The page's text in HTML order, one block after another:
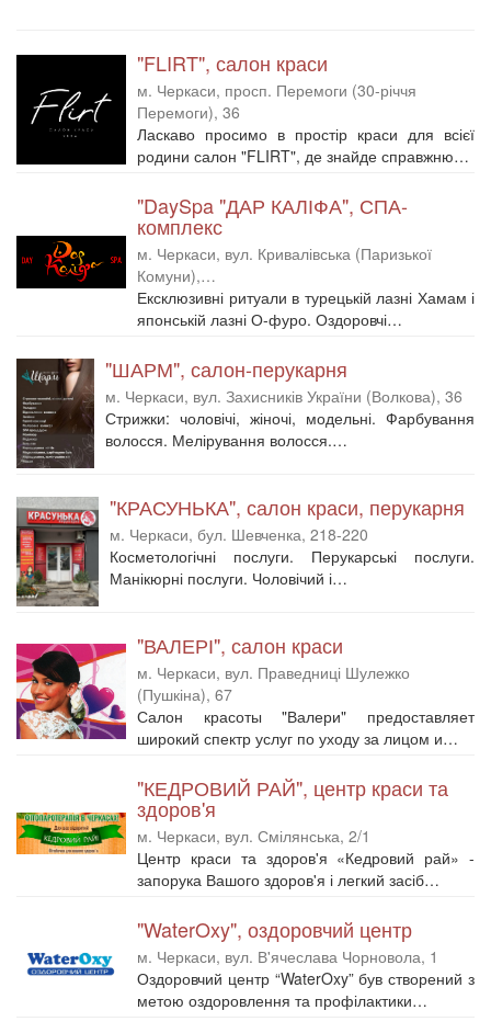
"FLIRT", салон краси
м. Черкаси, просп. Перемоги (30-річчя
Перемоги), 36
Ласкаво просимо в простір краси для всієї
родини салон "FLIRT", де знайде справжню…
"DaySpa "ДАР КАЛІФА", СПА-
комплекс
м. Черкаси, вул. Кривалівська (Паризької
Комуни),…
Ексклюзивні ритуали в турецькій лазні Хамам і
японській лазні О-фуро. Оздоровчі…
"ШАРМ", салон-перукарня
м. Черкаси, вул. Захисників України (Волкова), 36
Стрижки: чоловічі, жіночі, модельні. Фарбування
волосся. Мелірування волосся.…
"КРАСУНЬКА", салон краси, перукарня
м. Черкаси, бул. Шевченка, 218-220
Косметологічні послуги. Перукарські послуги.
Манікюрні послуги. Чоловічий і…
"ВАЛЕРІ", салон краси
м. Черкаси, вул. Праведниці Шулежко
(Пушкіна), 67
Салон красоты "Валери" предоставляет
широкий спектр услуг по уходу за лицом и…
"КЕДРОВИЙ РАЙ", центр краси та
здоров'я
м. Черкаси, вул. Смілянська, 2/1
Центр краси та здоров'я «Кедровий рай» -
запорука Вашого здоров'я і легкий засіб…
"WaterOxy", оздоровчий центр
м. Черкаси, вул. В'ячеслава Чорновола, 1
Оздоровчий центр “WaterOxy” був створений з
метою оздоровлення та профілактики…